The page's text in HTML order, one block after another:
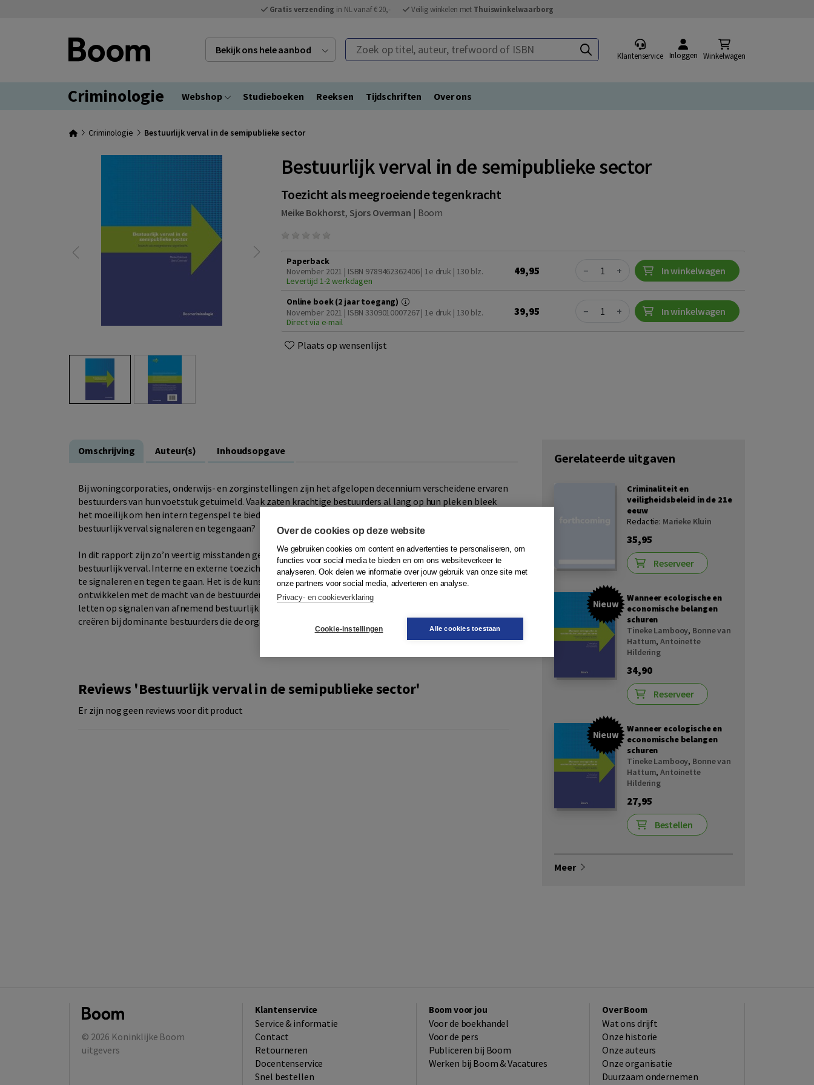
Gratis verzending in NL vanaf € 20,- Veilig winkelen met Thuiswinkelwaarborg
Bekijk ons hele aanbod Zoek op titel, auteur, trefwoord of ISBN
Klantenservice Inloggen Winkelwagen
Criminologie Webshop Studieboeken Reeksen Tijdschriften Over ons
Criminologie Bestuurlijk verval in de semipublieke sector
Bestuurlijk verval in de semipublieke sector
Toezicht als meegroeiende tegenkracht
Meike Bokhorst, Sjors Overman | Boom
Paperback
November 2021 | ISBN 9789462362406 | 1e druk | 130 blz.
Levertijd 1-2 werkdagen
49,95 Quantity
− + In winkelwagen
Online boek (2 jaar toegang)
November 2021 | ISBN 3309010007267 | 1e druk | 130 blz.
Direct via e-mail
39,95 Quantity
− + In winkelwagen
Plaats op wensenlijst
Omschrijving Auteur(s) Inhoudsopgave
Bij woningcorporaties, onderwijs- en zorginstellingen zijn het afgelopen decennium verscheidene ervaren
bestuurders van hun voetstuk getuimeld. Vaak zaten krachtige bestuurders al lang op hun plek en bleek
het moeilijk om hen intern tegenspel te bieden. Hoe kunnen interne en externe toezichthouders
bestuurlijk verval signaleren en tegengaan?
In dit rapport zijn zo’n veertig misstanden geanalyseerd in de semipublieke sector met kenmerken van
bestuurlijk verval. Interne en externe toezichthouders waren daarbij meestal niet in staat het verval tijdig
te signaleren en tegen te gaan. Het is de kunst om de tegenkracht van toezichthouders mee te laten
ontwikkelen met de macht van de bestuurders. Interne en externe toezichthouders hebben de taak om te
letten op signalen van afnemend bestuurlijk vermogen en van verval. Zo kunnen ze extra tegenwicht
creëren bij dominante bestuurders die de organisatie overvleugelen.
Reviews 'Bestuurlijk verval in de semipublieke sector'
Er zijn nog geen reviews voor dit product
Gerelateerde uitgaven
Criminaliteit en
veiligheidsbeleid in de 21e
eeuw
Redactie: Marieke Kluin
35,95
Reserveer
Nieuw
Wanneer ecologische en
economische belangen
schuren
Tineke Lambooy, Bonne van
Hattum,Antoinette
Hildering
34,90
Reserveer
Nieuw
Wanneer ecologische en
economische belangen
schuren
Tineke Lambooy, Bonne van
Hattum,Antoinette
Hildering
27,95
Bestellen
Meer
© 2026 Koninklijke Boom
uitgevers
Klantenservice
Service & informatie
Contact
Retourneren
Docentenservice
Snel bestellen
Boom voor jou
Voor de boekhandel
Voor de pers
Publiceren bij Boom
Werken bij Boom & Vacatures
Over Boom
Wat ons drijft
Onze historie
Onze auteurs
Onze organisatie
Duurzaam ondernemen
Over de cookies op deze website
We gebruiken cookies om content en advertenties te personaliseren, om
functies voor social media te bieden en om ons websiteverkeer te
analyseren. Ook delen we informatie over jouw gebruik van onze site met
onze partners voor social media, adverteren en analyse.
Privacy- en cookieverklaring
Cookie-instellingen Alle cookies toestaan